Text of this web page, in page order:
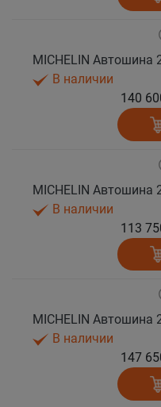
В наличии
140
В наличии
113
В наличии
147